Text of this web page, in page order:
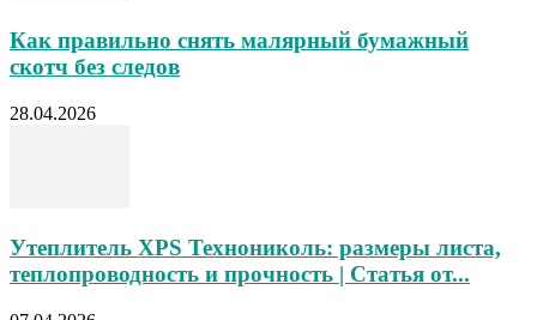
Как правильно снять малярный бумажный
скотч без следов
28.04.2026
Утеплитель XPS Технониколь: размеры листа,
теплопроводность и прочность | Статья от...